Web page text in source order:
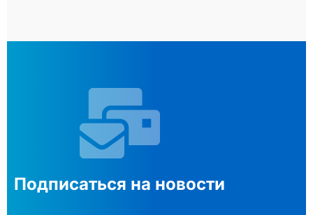
Подписаться на новости